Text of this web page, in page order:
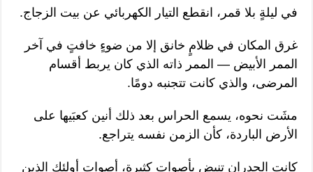
في ليلةٍ بلا قمر، انقطع التيار الكهربائي عن بيت الزجاج.
غرق المكان في ظلامٍ خانق إلا من ضوءٍ خافتٍ في آخر
الممر الأبيض — الممر ذاته الذي كان يربط أقسام
المرضى، والذي كانت تتجنبه دومًا.
مشَت نحوه، يسمع الحراس بعد ذلك أنين كعبَيها على
الأرض الباردة، كأن الزمن نفسه يتراجع.
كانت الجدران تنبض بأصواتٍ كثيرة، أصوات أولئك الذين